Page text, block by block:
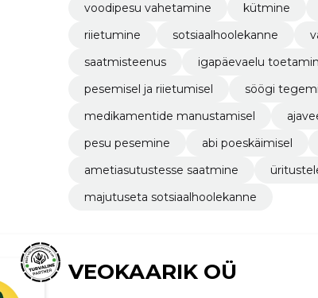
voodipesu vahetamine
kütmine
riietumine
sotsiaalhoolekanne
saatmisteenus
igapäevaelu
pesemisel ja riietumisel
söögi
medikamentide manustamisel
pesu pesemine
abi poeskäimisel
ametiasutustesse saatmine
majutuseta sotsiaalhoolekanne
VEOKAARIK OÜ